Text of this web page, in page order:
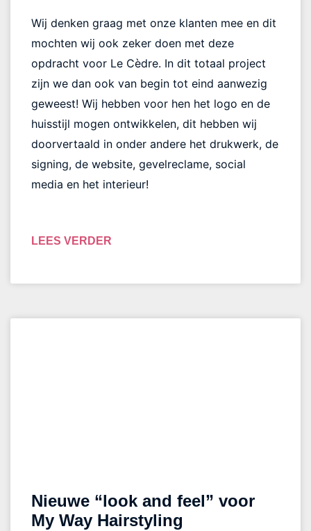
Wij denken graag met onze klanten mee en dit
mochten wij ook zeker doen met deze
opdracht voor Le Cèdre. In dit totaal project
zijn we dan ook van begin tot eind aanwezig
geweest! Wij hebben voor hen het logo en de
huisstijl mogen ontwikkelen, dit hebben wij
doorvertaald in onder andere het drukwerk, de
signing, de website, gevelreclame, social
media en het interieur!
LEES VERDER
Nieuwe “look and feel” voor
My Way Hairstyling